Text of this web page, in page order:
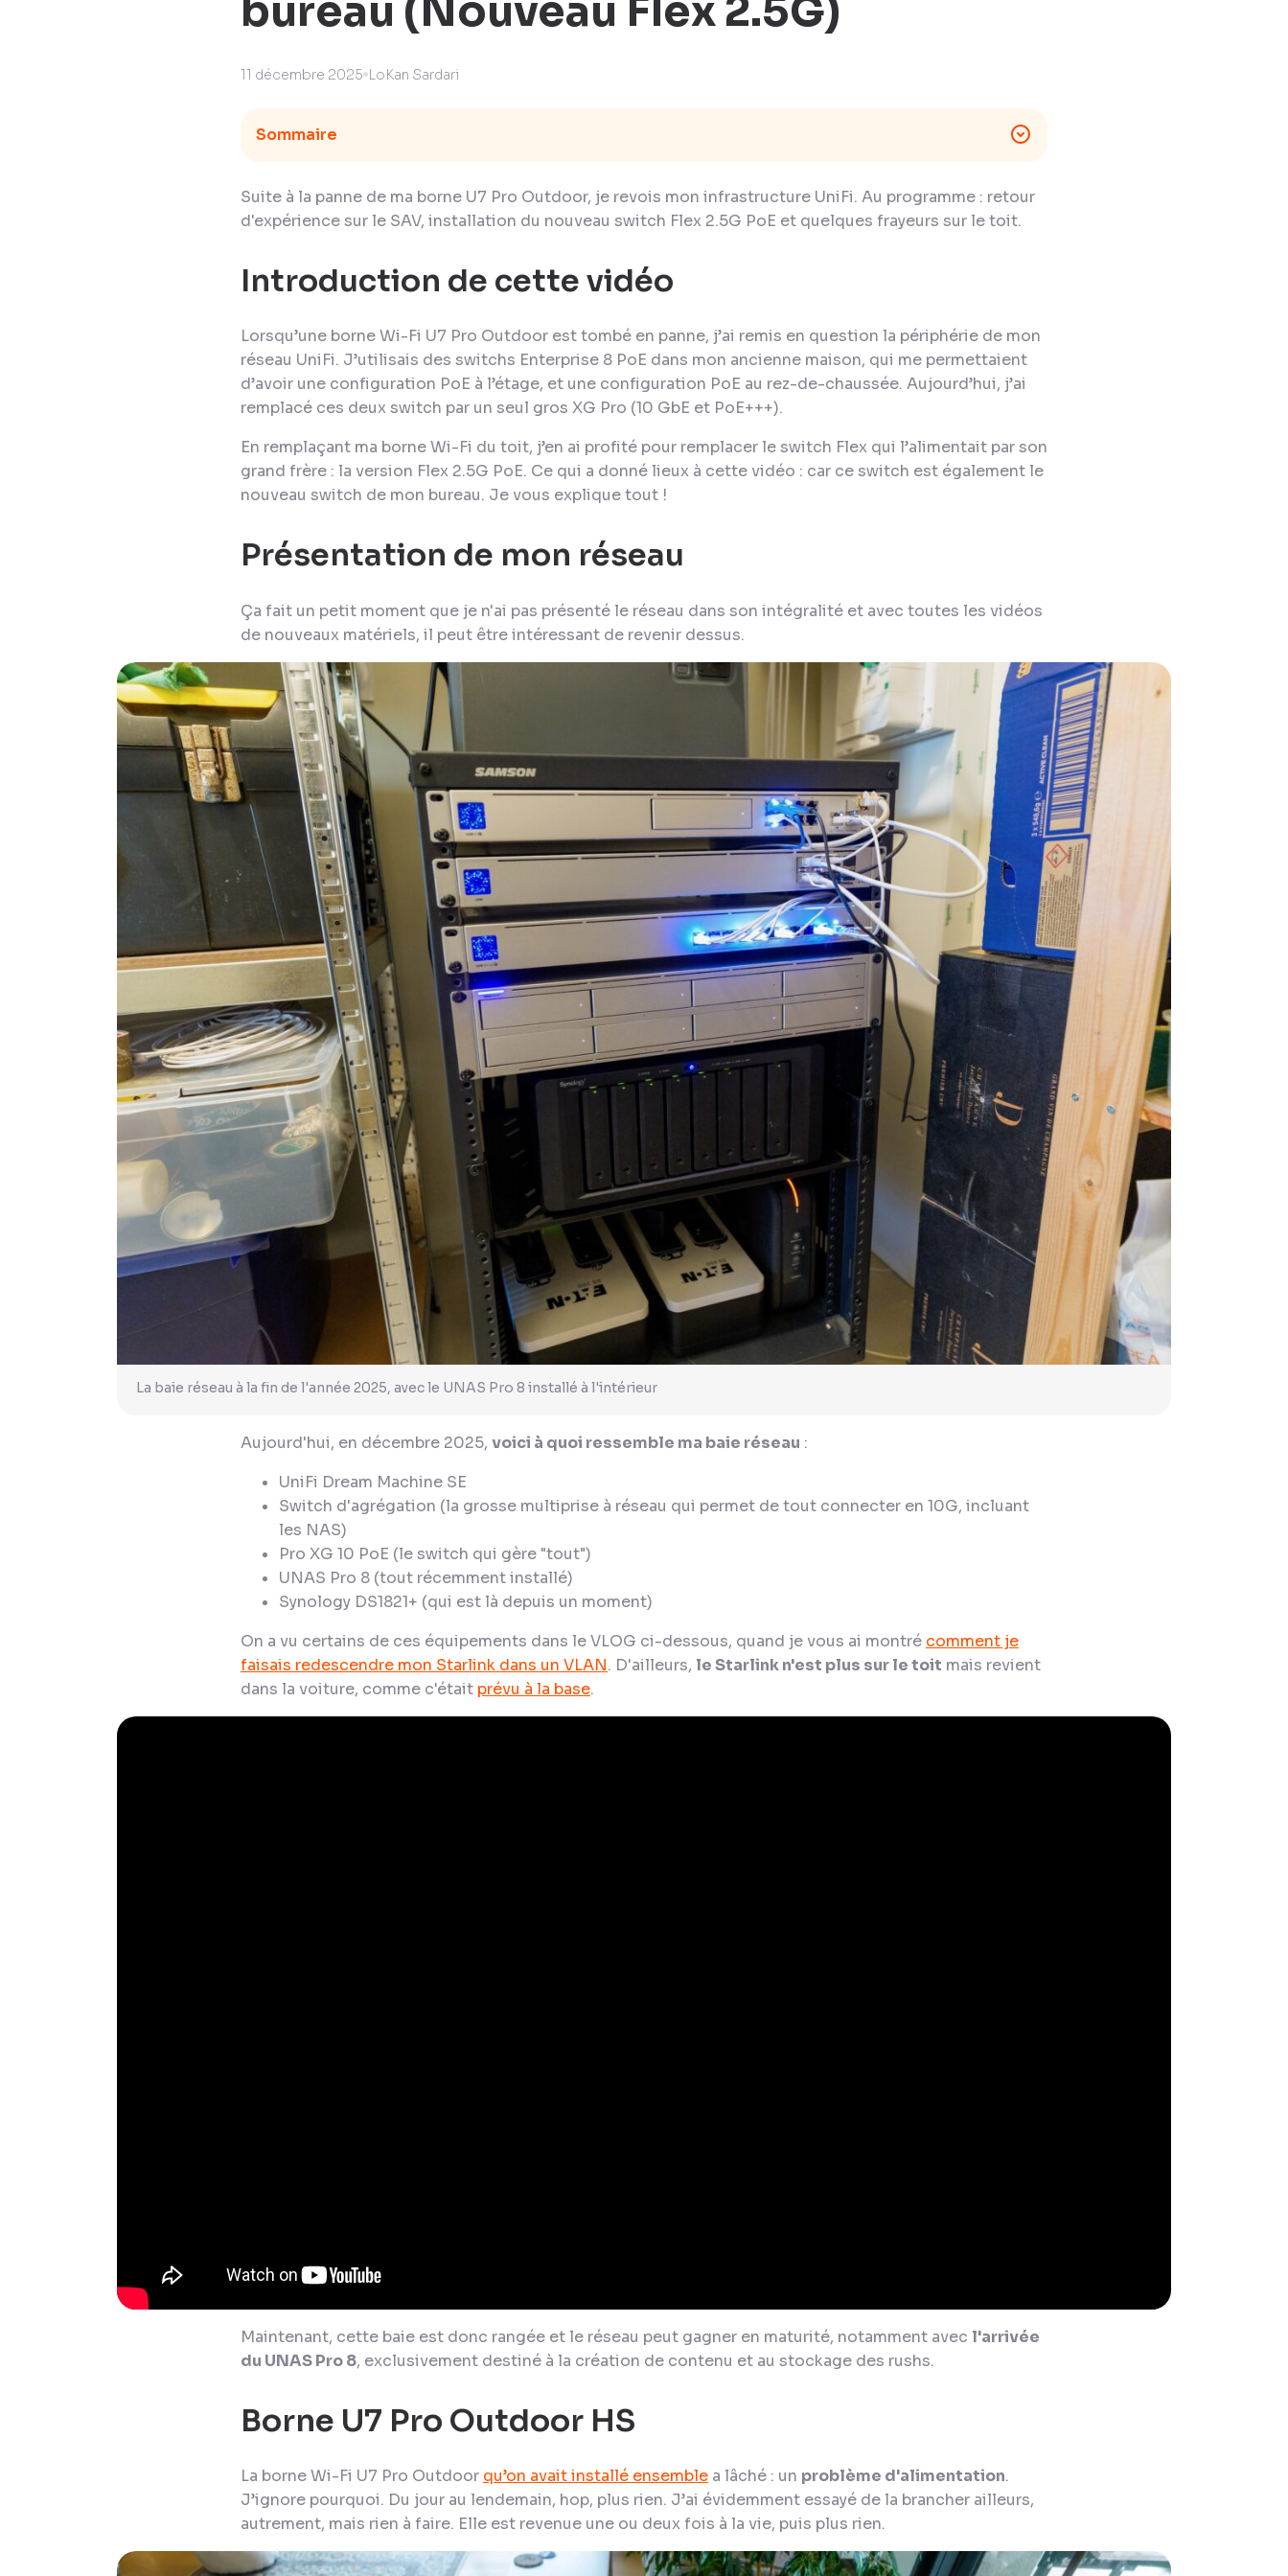
bureau (Nouveau Flex 2.5G)
11 décembre 2025 LoKan Sardari
Sommaire
Suite à la panne de ma borne U7 Pro Outdoor, je revois mon infrastructure UniFi. Au programme : retour
d'expérience sur le SAV, installation du nouveau switch Flex 2.5G PoE et quelques frayeurs sur le toit.
Introduction de cette vidéo
Lorsqu’une borne Wi-Fi U7 Pro Outdoor est tombé en panne, j’ai remis en question la périphérie de mon
réseau UniFi. J’utilisais des switchs Enterprise 8 PoE dans mon ancienne maison, qui me permettaient
d’avoir une configuration PoE à l’étage, et une configuration PoE au rez-de-chaussée. Aujourd’hui, j’ai
remplacé ces deux switch par un seul gros XG Pro (10 GbE et PoE+++).
En remplaçant ma borne Wi-Fi du toit, j’en ai profité pour remplacer le switch Flex qui l’alimentait par son
grand frère : la version Flex 2.5G PoE. Ce qui a donné lieux à cette vidéo : car ce switch est également le
nouveau switch de mon bureau. Je vous explique tout !
Présentation de mon réseau
Ça fait un petit moment que je n'ai pas présenté le réseau dans son intégralité et avec toutes les vidéos
de nouveaux matériels, il peut être intéressant de revenir dessus.
La baie réseau à la fin de l'année 2025, avec le UNAS Pro 8 installé à l'intérieur
Aujourd'hui, en décembre 2025, voici à quoi ressemble ma baie réseau :
UniFi Dream Machine SE
Switch d'agrégation (la grosse multiprise à réseau qui permet de tout connecter en 10G, incluant
les NAS)
Pro XG 10 PoE (le switch qui gère "tout")
UNAS Pro 8 (tout récemment installé)
Synology DS1821+ (qui est là depuis un moment)
On a vu certains de ces équipements dans le VLOG ci-dessous, quand je vous ai montré comment je
faisais redescendre mon Starlink dans un VLAN. D'ailleurs, le Starlink n'est plus sur le toit mais revient
dans la voiture, comme c'était prévu à la base.
Maintenant, cette baie est donc rangée et le réseau peut gagner en maturité, notamment avec l'arrivée
du UNAS Pro 8, exclusivement destiné à la création de contenu et au stockage des rushs.
Borne U7 Pro Outdoor HS
La borne Wi-Fi U7 Pro Outdoor qu’on avait installé ensemble a lâché : un problème d'alimentation.
J’ignore pourquoi. Du jour au lendemain, hop, plus rien. J’ai évidemment essayé de la brancher ailleurs,
autrement, mais rien à faire. Elle est revenue une ou deux fois à la vie, puis plus rien.